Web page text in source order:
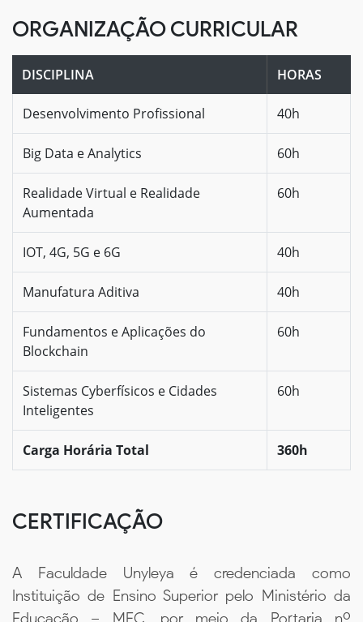
ORGANIZAÇÃO CURRICULAR
DISCIPLINA HORAS
Desenvolvimento Profissional 40h
Big Data e Analytics 60h
Realidade Virtual e Realidade
Aumentada
60h
IOT, 4G, 5G e 6G 40h
Manufatura Aditiva 40h
Fundamentos e Aplicações do
Blockchain
60h
Sistemas Cyberfísicos e Cidades
Inteligentes
60h
Carga Horária Total 360h
CERTIFICAÇÃO
A Faculdade Unyleya é credenciada como
Instituição de Ensino Superior pelo Ministério da
Educação – MEC, por meio da Portaria nº